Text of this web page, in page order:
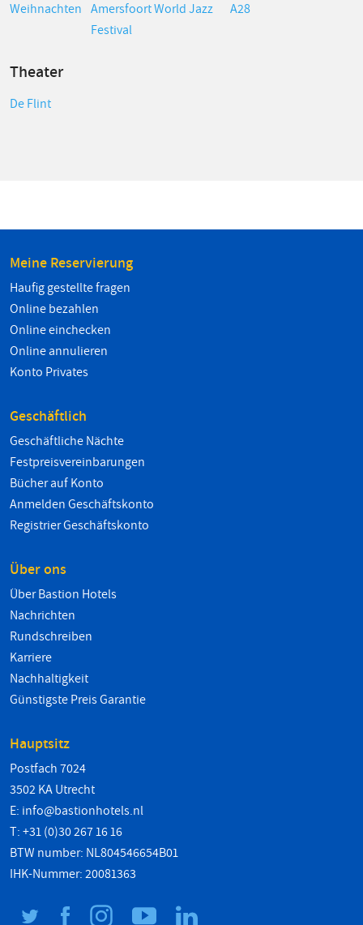
Weihnachten Amersfoort World Jazz
Festival
A28
Theater
De Flint
Meine Reservierung
Haufig gestellte fragen
Online bezahlen
Online einchecken
Online annulieren
Konto Privates
Geschäftlich
Geschäftliche Nächte
Festpreisvereinbarungen
Bücher auf Konto
Anmelden Geschäftskonto
Registrier Geschäftskonto
Über ons
Über Bastion Hotels
Nachrichten
Rundschreiben
Karriere
Nachhaltigkeit
Günstigste Preis Garantie
Hauptsitz
Postfach 7024
3502 KA Utrecht
E: info@bastionhotels.nl
T: +31 (0)30 267 16 16
BTW number: NL804546654B01
IHK-Nummer: 20081363